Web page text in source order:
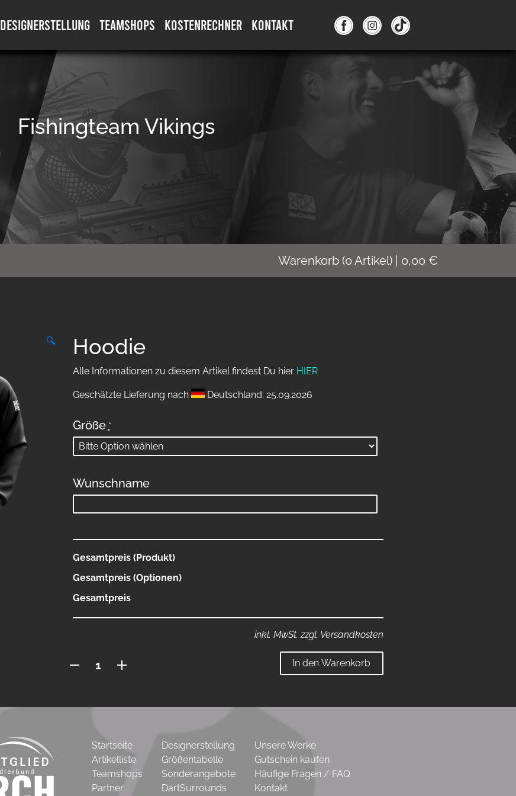
DESIGNERSTELLUNG TEAMSHOPS KOSTENRECHNER KONTAKT
Fishingteam Vikings
Warenkorb (0 Artikel) 0,00 €
🔍 Hoodie
Alle Informationen zu diesem Artikel findest Du hier HIER
Geschätzte Lieferung nach Deutschland: 25.09.2026
Größe *
Wunschname
Gesamtpreis (Produkt)
Gesamtpreis (Optionen)
Gesamtpreis
inkl. MwSt. zzgl. Versandkosten
Menge
In den Warenkorb
Startseite
Artikelliste
Teamshops
Partner
Designerstellung
Größentabelle
Sonderangebote
DartSurrounds
Unsere Werke
Gutschein kaufen
Häufige Fragen / FAQ
Kontakt